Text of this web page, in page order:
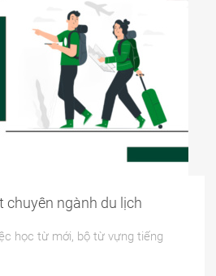
chuyên ngành du lịch
học từ mới, bộ từ vựng tiếng